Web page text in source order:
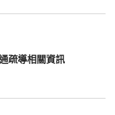
疏導相關資訊